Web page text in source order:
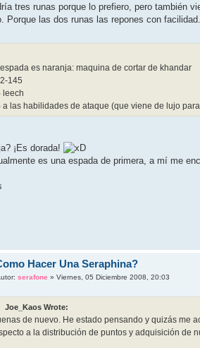
tres runas porque lo prefiero, pero también
Porque las dos runas las repones con
espada es naranja: maquina de cortar de khandar
145
leech
a las habilidades de ataque (que viene de lujo
¡Es dorada!
es una espada de primera, a mí me
Hacer Una Seraphina?
serafone » Viernes, 05 Diciembre 2008, 20:03
Joe_Kaos Wrote:
de nuevo. He estado pensando y quizás me
a la distribución de puntos y adquisición de